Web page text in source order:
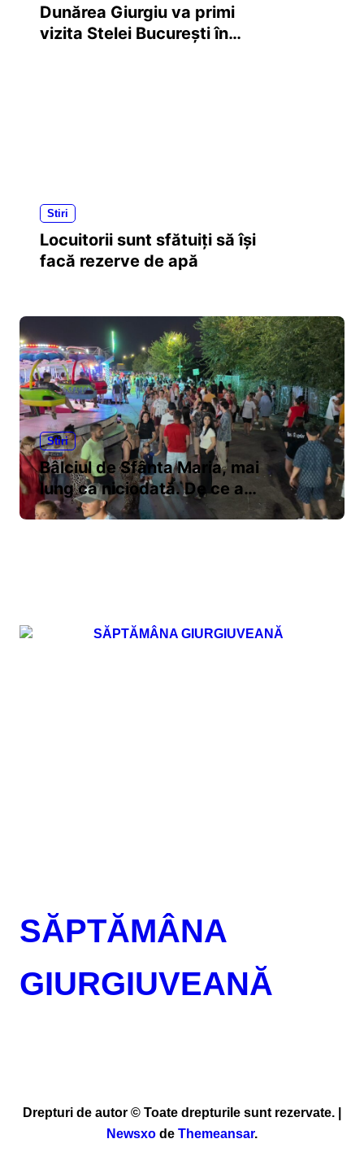
Dunărea Giurgiu va primi
vizita Stelei București în
Stiri
Locuitorii sunt sfătuiți să își
facă rezerve de apă
Stiri
Bâlciul de Sfânta Maria, mai
lung ca niciodată. De ce au
decis autoritățile ca
SĂPTĂMÂNA
GIURGIUVEANĂ
Drepturi de autor © Toate drepturile sunt rezervate.
Newsxo de Themeansar.